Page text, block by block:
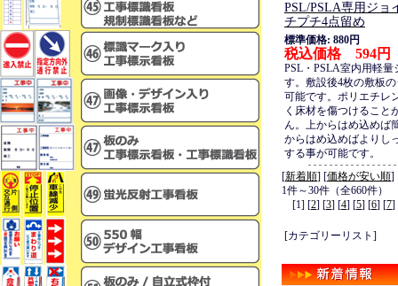
PSL/PSLA専用ジョ
チプチ4点留め
標準価格: 880円
税込価格 594円
PSL・PSLA室内用軽量
す。敷設後4枚の敷板
可能です。ポリエチレ
く床材を傷つけること
ん。上からはめ込めば
からはめ込めばよりし
する事が可能です。
[新着順] [価格が安い順]
1件～30件（全660件）
[1] [2] [3] [4] [5] [6] [7]
[カテゴリーリスト]